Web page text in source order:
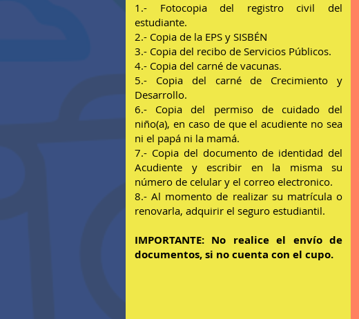
1.- Fotocopia del registro civil del
estudiante.
2.- Copia de la EPS y SISBÉN
3.- Copia del recibo de Servicios Públicos.
4.- Copia del carné de vacunas.
5.- Copia del carné de Crecimiento y
Desarrollo.
6.- Copia del permiso de cuidado del
niño(a), en caso de que el acudiente no sea
ni el papá ni la mamá.
7.- Copiadel documento de identidad del
Acudiente y escribir en la misma su
número de celular y el correo electronico.
8.- Al momento de realizar su matrícula o
renovarla, adquirir el seguro estudiantil.
IMPORTANTE: No realice el envío de
documentos, si no cuenta con el cupo.